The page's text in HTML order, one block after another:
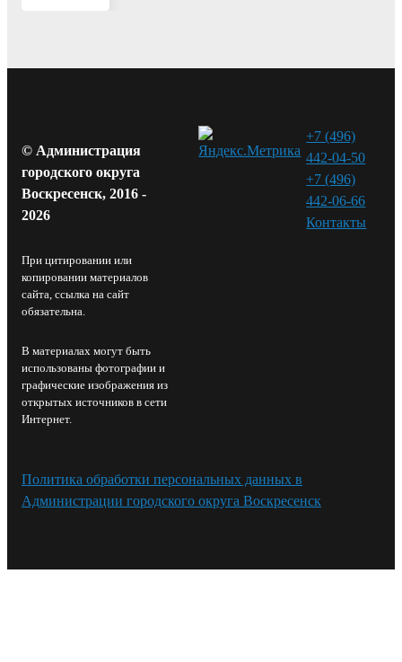
© Администрация
городского округа
Воскресенск, 2016 -
2026
При цитировании или
копировании материалов
сайта, ссылка на сайт
обязательна.
В материалах могут быть
использованы фотографии и
графические изображения из
открытых источников в сети
Интернет.
+7 (496)
442-04-50
+7 (496)
442-06-66
Контакты⁠
Политика обработки персональных данных в
Администрации городского округа Воскресенск